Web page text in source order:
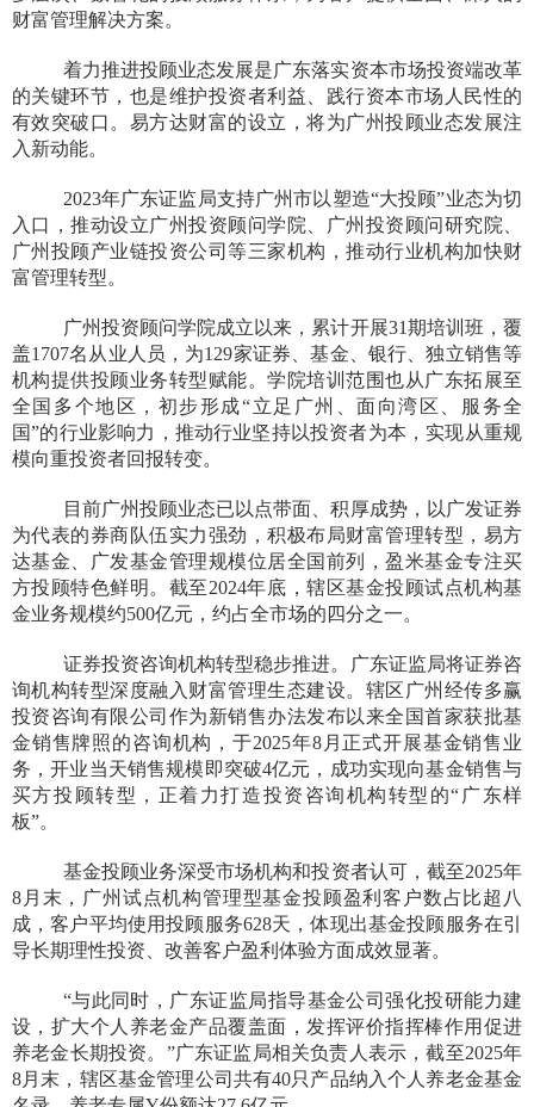
财富管理解决方案。
着力推进投顾业态发展是广东落实资本市场投资端改革
的关键环节，也是维护投资者利益、践行资本市场人民性的
有效突破口。易方达财富的设立，将为广州投顾业态发展注
入新动能。
2023年广东证监局支持广州市以塑造“大投顾”业态为切
入口，推动设立广州投资顾问学院、广州投资顾问研究院、
广州投顾产业链投资公司等三家机构，推动行业机构加快财
富管理转型。
广州投资顾问学院成立以来，累计开展31期培训班，覆
盖1707名从业人员，为129家证券、基金、银行、独立销售等
机构提供投顾业务转型赋能。学院培训范围也从广东拓展至
全国多个地区，初步形成“立足广州、面向湾区、服务全
国”的行业影响力，推动行业坚持以投资者为本，实现从重规
模向重投资者回报转变。
目前广州投顾业态已以点带面、积厚成势，以广发证券
为代表的券商队伍实力强劲，积极布局财富管理转型，易方
达基金、广发基金管理规模位居全国前列，盈米基金专注买
方投顾特色鲜明。截至2024年底，辖区基金投顾试点机构基
金业务规模约500亿元，约占全市场的四分之一。
证券投资咨询机构转型稳步推进。广东证监局将证券咨
询机构转型深度融入财富管理生态建设。辖区广州经传多赢
投资咨询有限公司作为新销售办法发布以来全国首家获批基
金销售牌照的咨询机构，于2025年8月正式开展基金销售业
务，开业当天销售规模即突破4亿元，成功实现向基金销售与
买方投顾转型，正着力打造投资咨询机构转型的“广东样
板”。
基金投顾业务深受市场机构和投资者认可，截至2025年
8月末，广州试点机构管理型基金投顾盈利客户数占比超八
成，客户平均使用投顾服务628天，体现出基金投顾服务在引
导长期理性投资、改善客户盈利体验方面成效显著。
“与此同时，广东证监局指导基金公司强化投研能力建
设，扩大个人养老金产品覆盖面，发挥评价指挥棒作用促进
养老金长期投资。”广东证监局相关负责人表示，截至2025年
8月末，辖区基金管理公司共有40只产品纳入个人养老金基金